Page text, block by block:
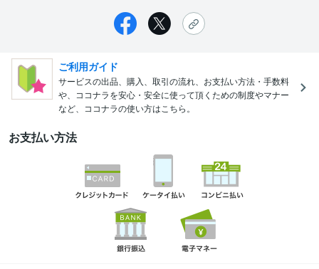
ご利用ガイド
サービスの出品、購入、取引の流れ、お支払い方法・手数料
や、ココナラを安心・安全に使って頂くための制度やマナー
など、ココナラの使い方はこちら。
お支払い方法